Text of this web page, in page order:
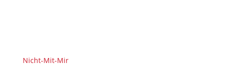
Nicht-Mit-Mir